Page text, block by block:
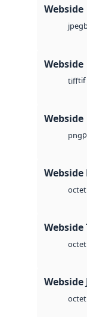
Webside
jpeg
Webside
tifftif
Webside
png
Webside
octet
Webside
octet
Webside
octet